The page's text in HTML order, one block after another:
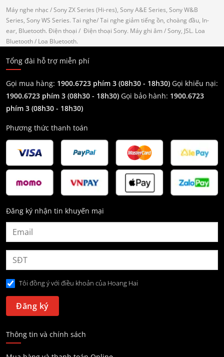
Máy nghe nhạc / Sony ZX Series (Hi-res), Sony A&E Series, Sony W&B
Series, Sony WS Series. Tai nghe/ Tai nghe giảm tiếng ồn, choàng đầu, In-
ear, Bluetooth. Điện thoại / Điện thoại Sony. Máy ghi âm / Sony, JSL. Loa
Bluetooth/ Loa Bluetooth.
Tổng đài hỗ trợ miễn phí
Gọi mua hàng: 1900.6723 phím 3 (08h30 - 18h30) Gọi khiếu nại:
1900.6723 phím 3 (08h30 - 18h30) Gọi bảo hành: 1900.6723
phím 3 (08h30 - 18h30)
Phương thức thanh toán
Đăng ký nhận tin khuyến mại
Tôi đồng ý với điều khoản của Hoang Hai
Thông tin và chính sách